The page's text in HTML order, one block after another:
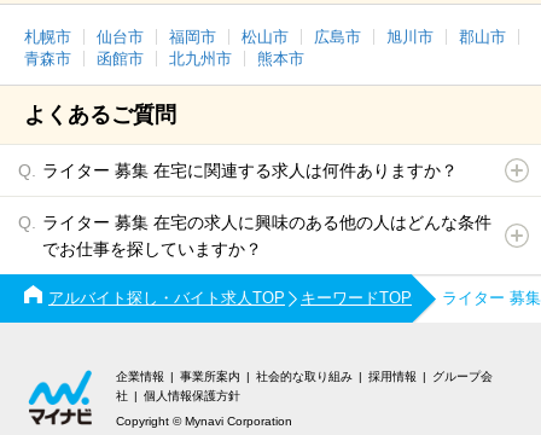
札幌市 仙台市 福岡市 松山市 広島市 旭川市
郡山市
青森市
函館市 北九州市 熊本市
よくあるご質問
ライター 募集 在宅に関連する求人は何件ありますか？
ライター 募集 在宅の求人に興味のある他の人はどんな条件
でお仕事を探していますか？
アルバイト探し・バイト求人TOP キーワードTOP ライター 募
企業情報 事業所案内 社会的な取り組み 採用情報
グループ会
社
個人情報保護方針
Copyright © Mynavi Corporation